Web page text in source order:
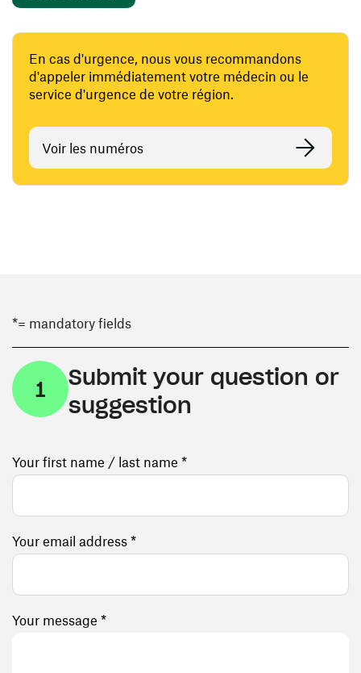
En cas d'urgence, nous vous recommandons
d'appeler immédiatement votre médecin ou le
service d'urgence de votre région.
Voir les numéros
*= mandatory fields
1
Submit your question or
suggestion
Your first name / last name *
Your email address *
Your message *